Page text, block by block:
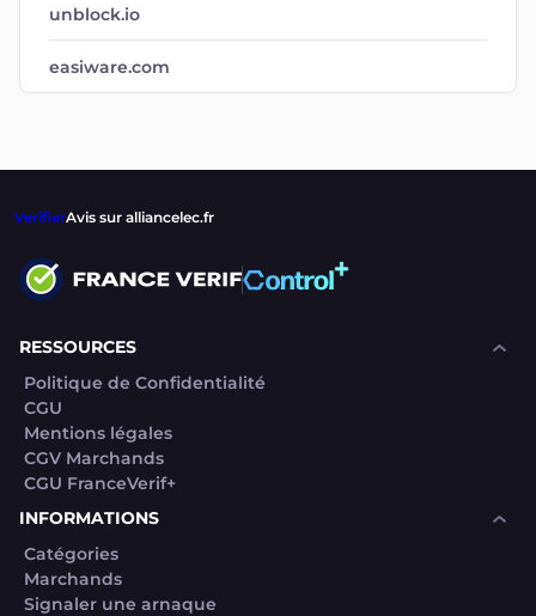
unblock.io
easiware.com
VerifierAvis sur alliancelec.fr
RESSOURCES
Politique de Confidentialité
CGU
Mentions légales
CGV Marchands
CGU FranceVerif+
INFORMATIONS
Catégories
Marchands
Signaler une arnaque